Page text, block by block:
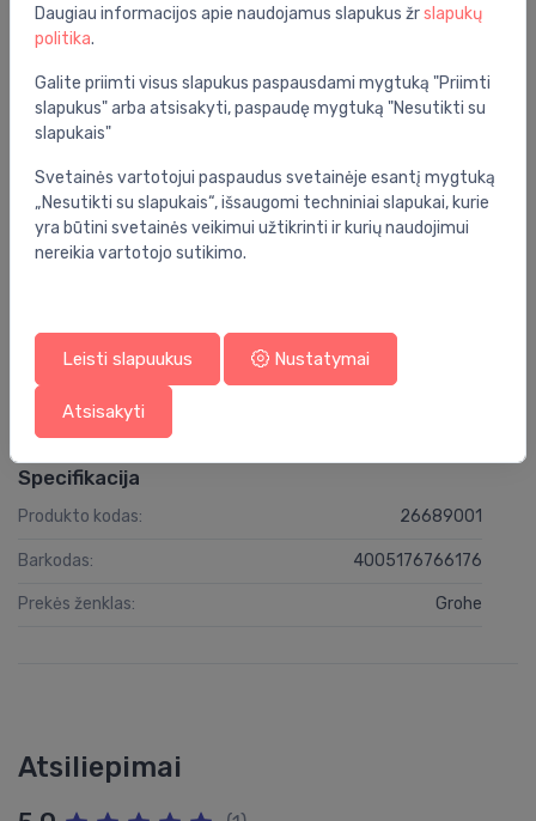
vandens ir energijos suvartojimą – nesumažindama
našumo.
Patvari GROHE Long-Life danga išlaiko spindėsį
daugelį metų.
Papildomai galima įsigyti GROHE EasyReach lentynėlę
(26362LN1) – patogiai susidėti prausimosi priemones
šalia. Parduodama atskirai.
Spalva:
Specifikacija
Produkto kodas: 26689001
Barkodas: 4005176766176
Prekės ženklas: Grohe
Atsiliepimai
Daugiau informacijos apie naudojamus slapukus žrslapukų
politika.
Galite priimti visus slapukus paspausdami mygtuką "Priimti
slapukus" arba atsisakyti, paspaudę mygtuką "Nesutikti su
slapukais"
Svetainės vartotojui paspaudus svetainėje esantį mygtuką
„Nesutikti su slapukais“, išsaugomi techniniai slapukai, kurie
yra būtini svetainės veikimui užtikrinti ir kurių naudojimui
nereikia vartotojo sutikimo.
Leisti slapuukus Nustatymai
Atsisakyti